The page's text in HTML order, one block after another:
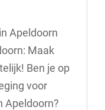
Apeldoorn
Maak
Ben je op
voor
Apeldoorn?